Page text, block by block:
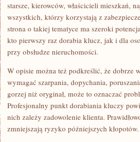
starsze, kierowców, właścicieli mieszkań,
wszystkich, którzy korzystają z
strona o takiej tematyce ma szeroki
kto pierwszy raz dorabia klucz, jak i dla
przy obsłudze nieruchomości.
W opisie można też podkreślić, że dobrze
wymagać szarpania, dopychania,
gorzej niż oryginał, może to oznaczać
Profesjonalny punkt dorabiania kluczy
nich zależy zadowolenie klienta.
zmniejszają ryzyko późniejszych kłopotów.